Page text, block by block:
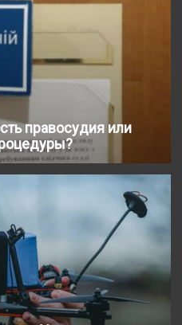
правосудия или